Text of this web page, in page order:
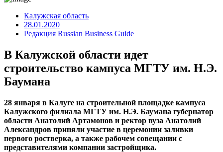
Калужская область
28.01.2020
Редакция Russian Business Guide
В Калужской области идет
строительство кампуса МГТУ им. Н.Э.
Баумана
28 января в Калуге на строительной площадке кампуса
Калужского филиала МГТУ им. Н.Э. Баумана губернатор
области Анатолий Артамонов и ректор вуза Анатолий
Александров приняли участие в церемонии заливки
первого ростверка, а также рабочем совещании с
представителями компании застройщика.